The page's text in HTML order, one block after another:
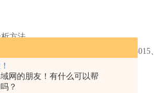
网的朋友！有什么可以帮
？
方法
、503.1、524.2、601、602、8010、8015
学品